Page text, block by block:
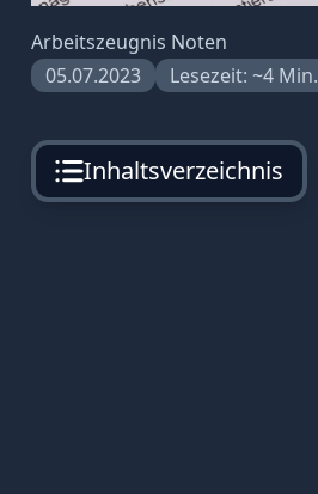
Arbeitszeugnis Noten
05.07.2023
Lesezeit: ~4 Min.
Inhaltsverzeichnis